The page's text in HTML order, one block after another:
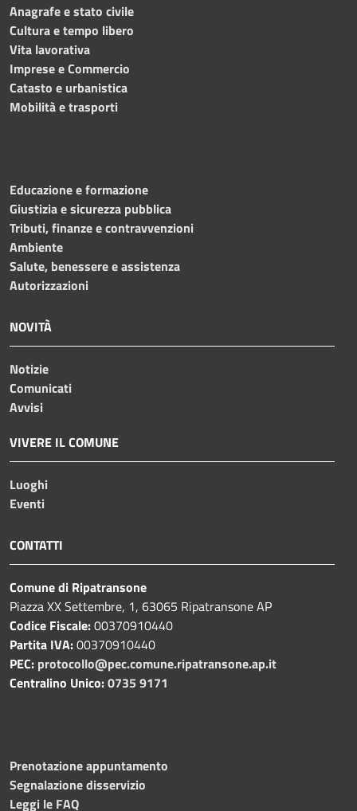
Anagrafe e stato civile
Cultura e tempo libero
Vita lavorativa
Imprese e Commercio
Catasto e urbanistica
Mobilità e trasporti
Educazione e formazione
Giustizia e sicurezza pubblica
Tributi, finanze e contravvenzioni
Ambiente
Salute, benessere e assistenza
Autorizzazioni
NOVITÀ
Notizie
Comunicati
Avvisi
VIVERE IL COMUNE
Luoghi
Eventi
CONTATTI
Comune di Ripatransone
Piazza XX Settembre, 1, 63065 Ripatransone AP
Codice Fiscale:00370910440
Partita IVA:00370910440
PEC: protocollo@pec.comune.ripatransone.ap.it
Centralino Unico:0735 9171
Prenotazione appuntamento
Segnalazione disservizio
Leggi le FAQ